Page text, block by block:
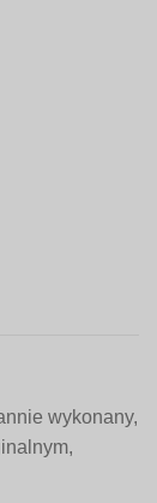
wykonany,